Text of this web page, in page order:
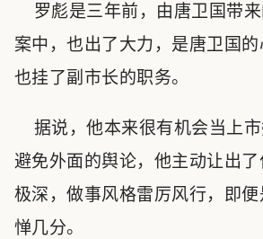
罗彪是三年前，由唐卫国带
案中，也出了大力，是唐卫国
也挂了副市长的职务。
据说，他本来很有机会当上市
避免外面的舆论，他主动让出
极深，做事风格雷厉风行，即
惮几分。